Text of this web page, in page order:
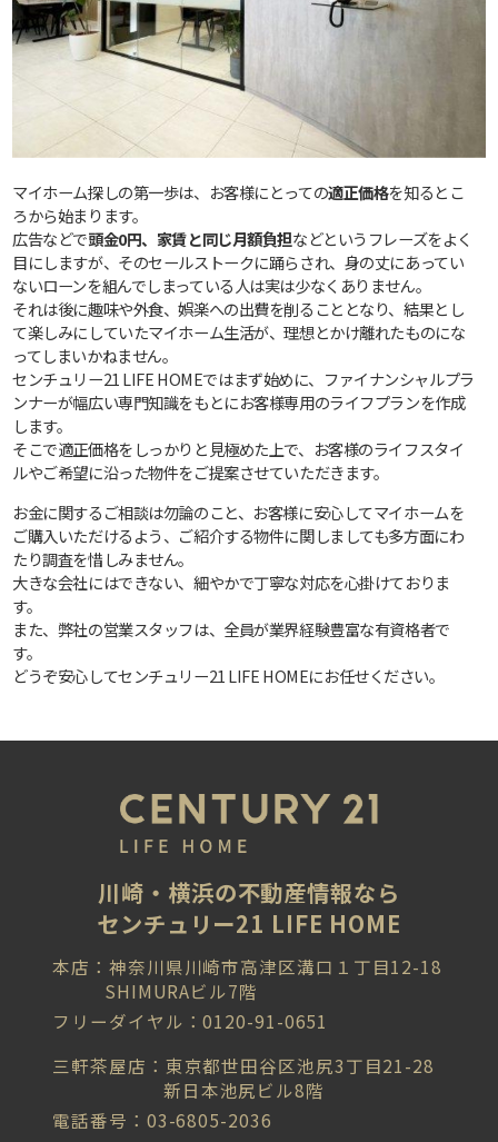
マイホーム探しの第一歩は、お客様にとっての適正価格を知るとこ
ろから始まります。
広告などで頭金0円、家賃と同じ月額負担などというフレーズをよく
目にしますが、そのセールストークに踊らされ、身の丈にあってい
ないローンを組んでしまっている人は実は少なくありません。
それは後に趣味や外食、娯楽への出費を削ることとなり、結果とし
て楽しみにしていたマイホーム生活が、理想とかけ離れたものにな
ってしまいかねません。
センチュリー21 LIFE HOMEではまず始めに、ファイナンシャルプラ
ンナーが幅広い専門知識をもとにお客様専用のライフプランを作成
します。
そこで適正価格をしっかりと見極めた上で、お客様のライフスタイ
ルやご希望に沿った物件をご提案させていただきます。
お金に関するご相談は勿論のこと、お客様に安心してマイホームを
ご購入いただけるよう、ご紹介する物件に関しましても多方面にわ
たり調査を惜しみません。
大きな会社にはできない、細やかで丁寧な対応を心掛けておりま
す。
また、弊社の営業スタッフは、全員が業界経験豊富な有資格者で
す。
どうぞ安心してセンチュリー21 LIFE HOMEにお任せください。
川崎・横浜の不動産情報なら
センチュリー21 LIFE HOME
本店：神奈川県川崎市高津区溝口１丁目12-18
SHIMURAビル7階
フリーダイヤル：0120-91-0651
三軒茶屋店：東京都世田谷区池尻3丁目21-28
新日本池尻ビル8階
電話番号：03-6805-2036